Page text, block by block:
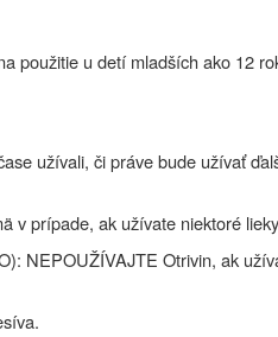
použitie u detí mladších ako 12
užívali, či práve bude užívať
v prípade, ak užívate niektoré
NEPOUŽÍVAJTE Otrivin, ak